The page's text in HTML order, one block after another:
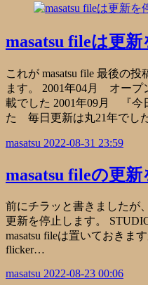
masatsu fileは更
これが masatsu file 最後の
ます。 2001年04月 オー
載でした 2001年09月 『今
た 毎日更新は丸21年でし
masatsu 2022-08-31 23:59
masatsu fileの更
前にチラッと書きましたが
更新を停止します。
masatsu fileは置いておきま
flicker…
masatsu 2022-08-23 00:06